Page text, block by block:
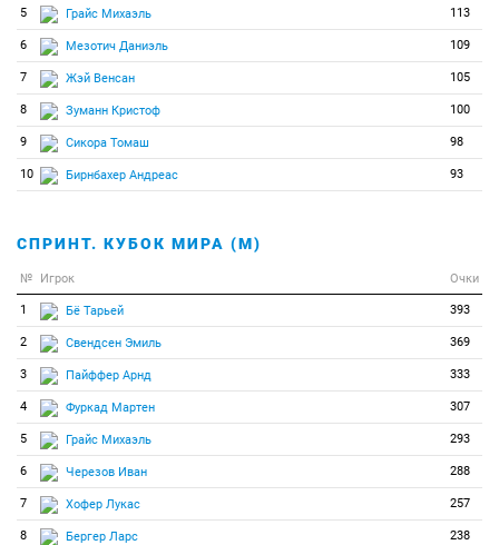
5 Грайс Михаэль 113
6 Мезотич Даниэль 109
7 Жэй Венсан 105
8 Зуманн Кристоф 100
9 Сикора Томаш 98
10 Бирнбахер Андреас 93
СПРИНТ. КУБОК МИРА (М)
№ Игрок Очки
1 Бё Тарьей 393
2 Свендсен Эмиль 369
3 Пайффер Арнд 333
4 Фуркад Мартен 307
5 Грайс Михаэль 293
6 Черезов Иван 288
7 Хофер Лукас 257
8 Бергер Ларс 238